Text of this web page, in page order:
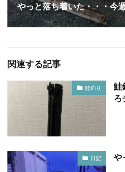
やっと落ち着いた・・・今
関連する記事
鮭釣り
鮭
ろ
日記 や